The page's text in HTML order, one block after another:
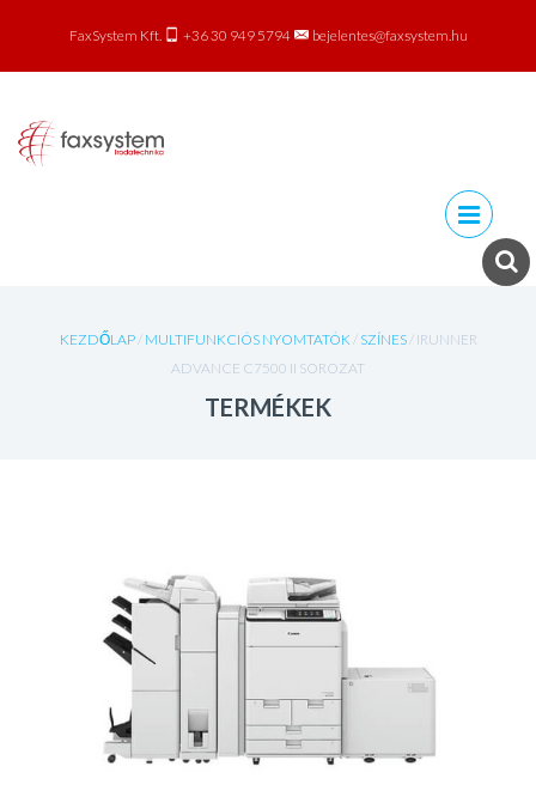
FaxSystem Kft. +36 30 949 5794 bejelentes@faxsystem.hu
Skip to
content
KEZDŐLAP/ MULTIFUNKCIÓS NYOMTATÓK/ SZÍNES/ IRUNNER
ADVANCE C7500 II SOROZAT
TERMÉKEK